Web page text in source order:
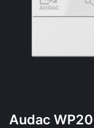
Audac